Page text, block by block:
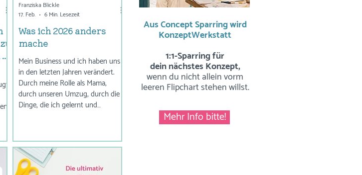
Was ich 2026 anders
mache
Mein Business und ich haben uns
in den letzten Jahren verändert.
Durch meine Rolle als Mama,
durch unseren Umzug, durch die
Dinge, die ich gelernt und
mache.
Franziska Blickle
17. Feb.
6 Min. Lesezeit
Aus Concept Sparring wird
KonzeptWerkstatt
1:1-Sparring für
dein nächstes Konzept,
wenn du nicht allein vorm
leeren Flipchart stehen willst.
Mehr Info bitte!